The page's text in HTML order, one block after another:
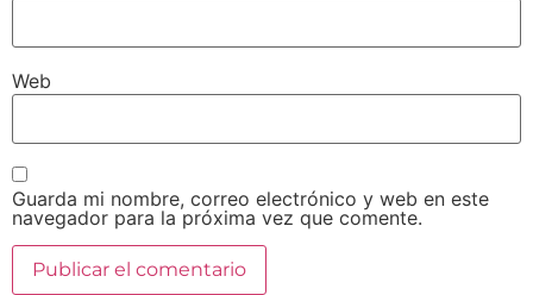
Web
Guarda mi nombre, correo electrónico y web en este
navegador para la próxima vez que comente.